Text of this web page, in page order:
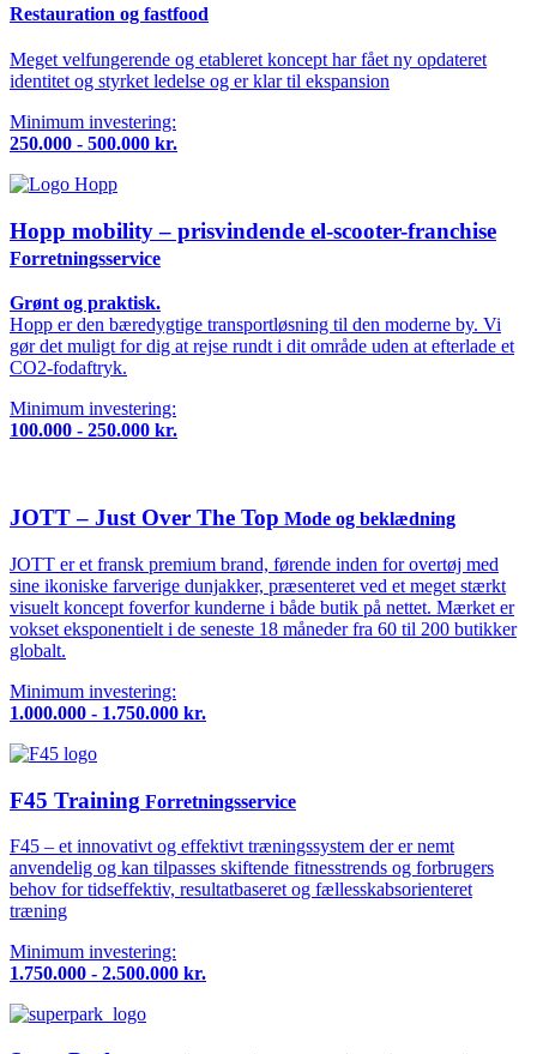
Restauration og fastfood
Meget velfungerende og etableret koncept har fået ny opdateret
identitet og styrket ledelse og er klar til ekspansion
Minimum investering:
250.000 - 500.000 kr.
Hopp mobility – prisvindende el-scooter-franchise
Forretningsservice
Grønt og praktisk.
Hopp er den bæredygtige transportløsning til den moderne by. Vi
gør det muligt for dig at rejse rundt i dit område uden at efterlade et
CO2-fodaftryk.
Minimum investering:
100.000 - 250.000 kr.
JOTT – Just Over The Top Mode og beklædning
JOTT er et fransk premium brand, førende inden for overtøj med
sine ikoniske farverige dunjakker, præsenteret ved et meget stærkt
visuelt koncept foverfor kunderne i både butik på nettet. Mærket er
vokset eksponentielt i de seneste 18 måneder fra 60 til 200 butikker
globalt.
Minimum investering:
1.000.000 - 1.750.000 kr.
F45 Training Forretningsservice
F45 – et innovativt og effektivt træningssystem der er nemt
anvendelig og kan tilpasses skiftende fitnesstrends og forbrugers
behov for tidseffektiv, resultatbaseret og fællesskabsorienteret
træning
Minimum investering:
1.750.000 - 2.500.000 kr.